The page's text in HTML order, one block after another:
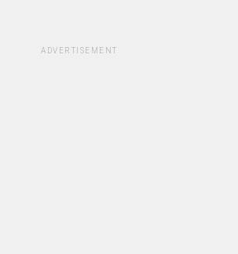
ADVERTISEMENT